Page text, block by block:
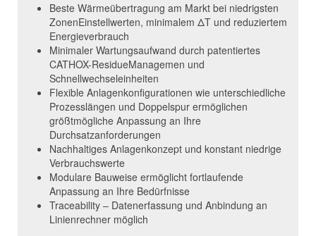
Beste Wärmeübertragung am Markt bei niedrigsten
ZonenEinstellwerten, minimalem ΔT und reduziertem
Energieverbrauch
Minimaler Wartungsaufwand durch patentiertes
CATHOX-ResidueManagemen und
Schnellwechseleinheiten
Flexible Anlagenkonfigurationen wie unterschiedliche
Prozesslängen und Doppelspur ermöglichen
größtmögliche Anpassung an Ihre
Durchsatzanforderungen
Nachhaltiges Anlagenkonzept und konstant niedrige
Verbrauchswerte
Modulare Bauweise ermöglicht fortlaufende
Anpassung an Ihre Bedürfnisse
Traceability – Datenerfassung und Anbindung an
Linienrechner möglich